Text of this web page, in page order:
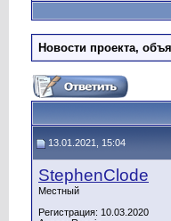
Новости проекта,
13.01.2021, 15:04
StephenClode
Местный
Регистрация: 10.03.2020